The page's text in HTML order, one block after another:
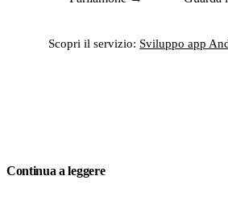
Scopri il servizio: Sviluppo app
Continua a leggere